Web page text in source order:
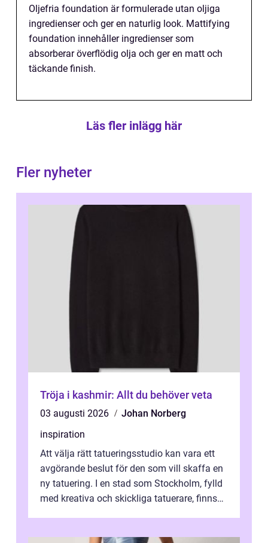
Oljefria foundation är formulerade utan oljiga
ingredienser och ger en naturlig look. Mattifying
foundation innehåller ingredienser som
absorberar överflödig olja och ger en matt och
täckande finish.
Läs fler inlägg här
Fler nyheter
Tröja i kashmir: Allt du behöver veta
03 augusti 2026
Johan Norberg
inspiration
Att välja rätt tatueringsstudio kan vara ett
avgörande beslut för den som vill skaffa en
ny tatuering. I en stad som Stockholm, fylld
med kreativa och skickliga tatuerare, finns